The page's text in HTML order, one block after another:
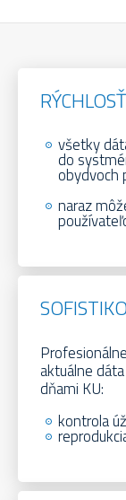
RÝCHLOSŤ
všetky
do
obydvoch
naraz
aktuálne
dňami KU:
kontrola